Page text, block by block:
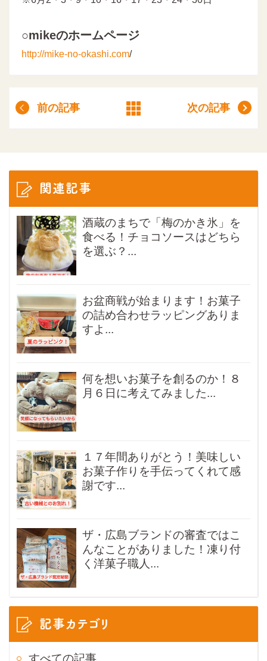
○mikeのホームページ
http://mike-no-okashi.com/
前の記事 次の記事
関連記事
酒蔵のまちで「梅のかき氷」を
食べる！チョコソースはどちら
を選ぶ？...
お盆商戦が始まります！お菓子
の詰め合わせラッピングありま
すよ...
何を想いお菓子を創るのか！８
月６日に考えてみました...
１７年間ありがとう！美味しい
お菓子作りを手伝ってくれて感
謝です...
ザ・広島ブランドの審査ではこ
んなことがありました！凍り付
く洋菓子職人...
記事カテゴリ